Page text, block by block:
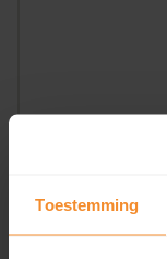
Toestemming
1981 - 2007